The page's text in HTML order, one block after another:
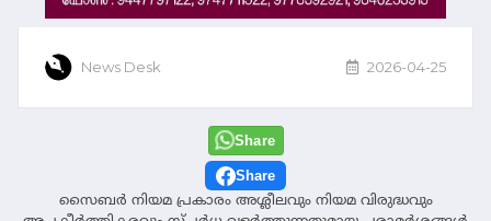
News Desk 2026-04-25
Share
Share
സൈബര്‍ നിയമ പ്രകാരം അശ്ലീലവും നിയമ വിരുദ്ധവും